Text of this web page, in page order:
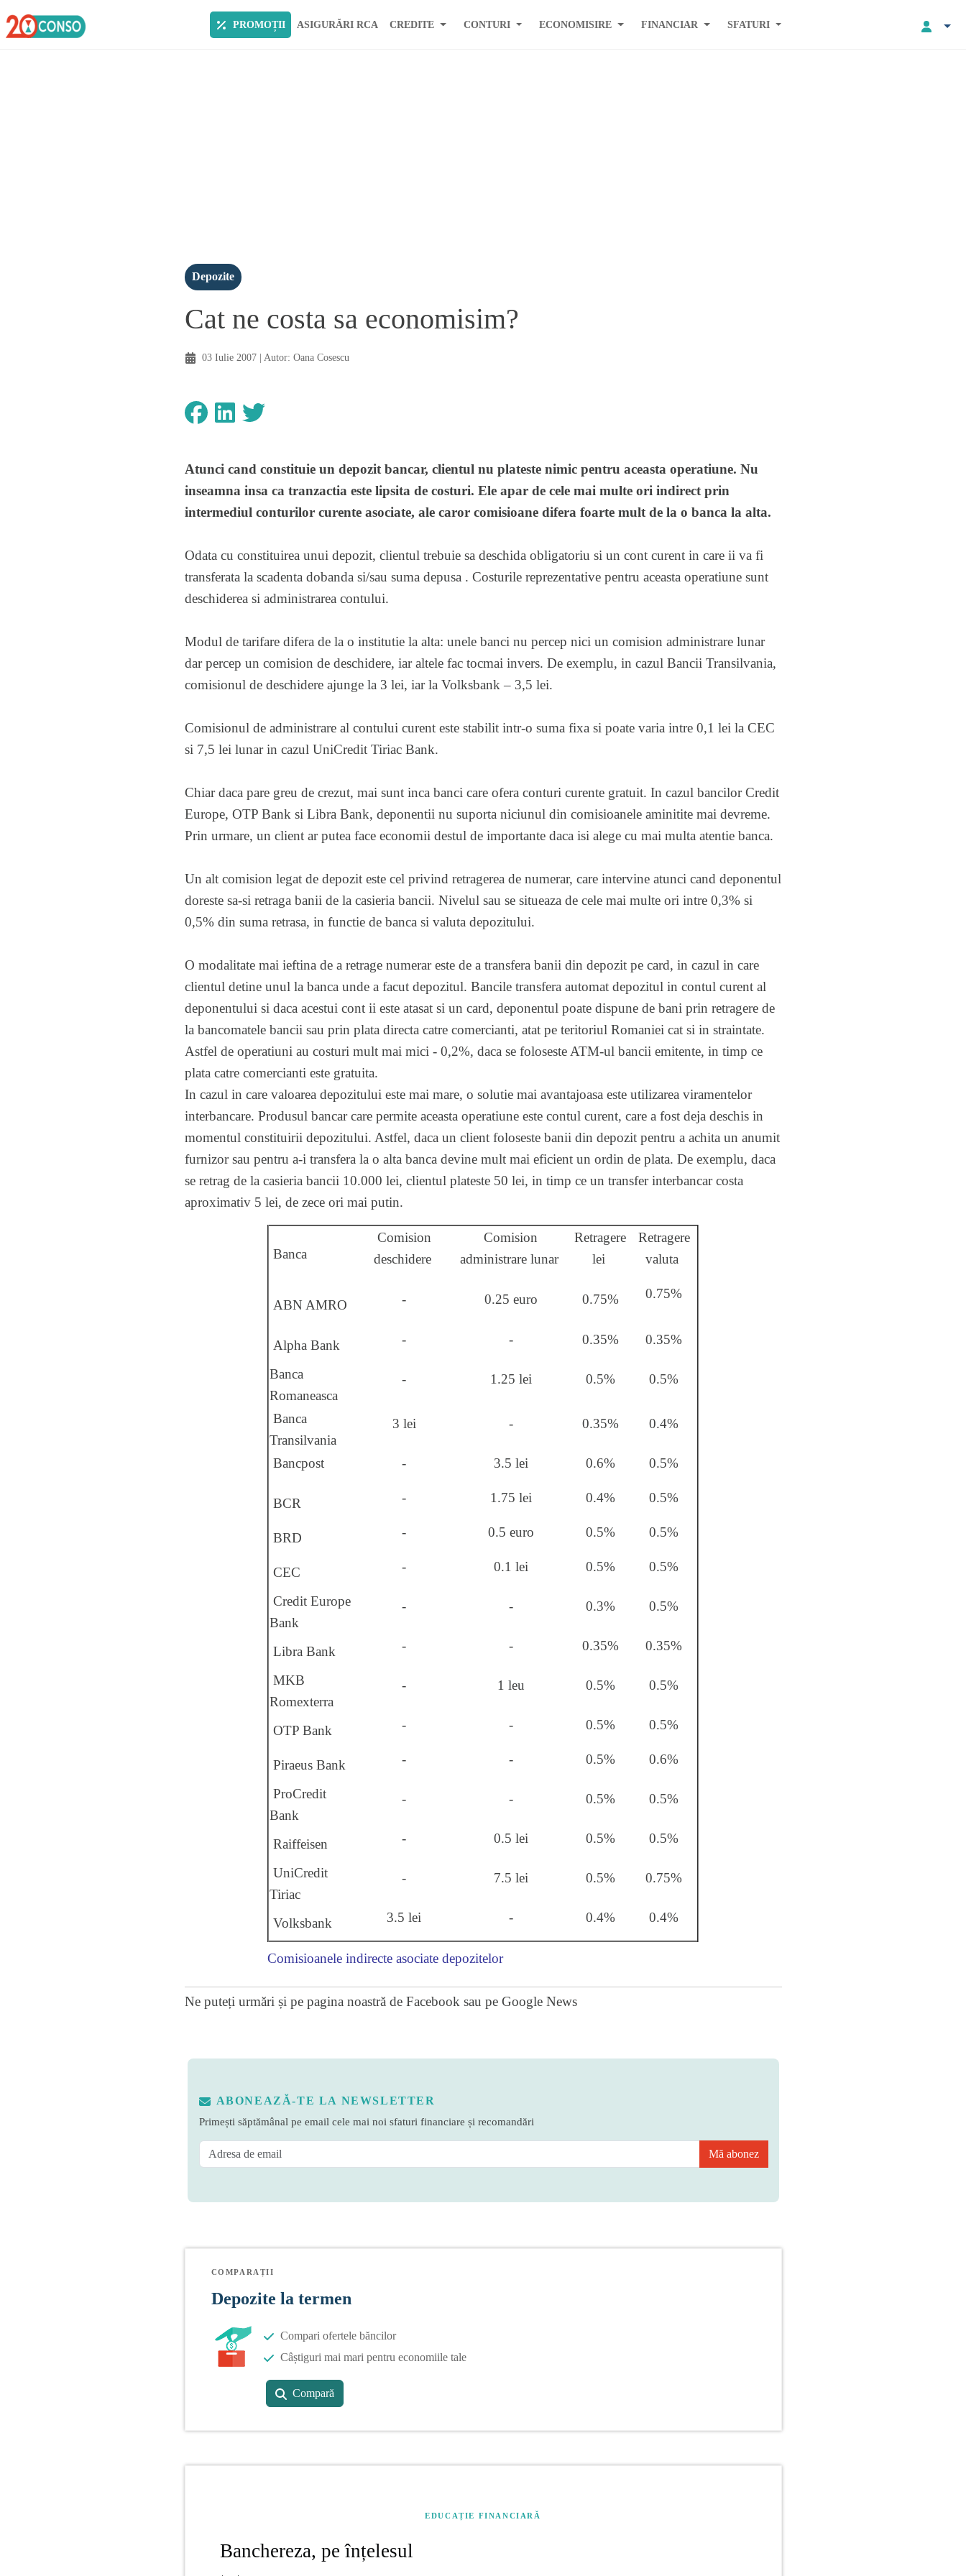
PROMOȚII ASIGURĂRI RCA CREDITE CONTURI ECONOMISIRE FINANCIAR SFATURI
Depozite
Cat ne costa sa economisim?
03 Iulie 2007| Autor: Oana Cosescu
Atunci cand constituie un depozit bancar, clientul nu plateste nimic pentru aceasta operatiune. Nu
inseamna insa ca tranzactia este lipsita de costuri. Ele apar de cele mai multe ori indirect prin
intermediul conturilor curente asociate, ale caror comisioane difera foarte mult de la o banca la alta.
Odata cu constituirea unui depozit, clientul trebuie sa deschida obligatoriu si un cont curent in care ii va fi
transferata la scadenta dobanda si/sau suma depusa . Costurile reprezentative pentru aceasta operatiune sunt
deschiderea si administrarea contului.
Modul de tarifare difera de la o institutie la alta: unele banci nu percep nici un comision administrare lunar
dar percep un comision de deschidere, iar altele fac tocmai invers. De exemplu, in cazul Bancii Transilvania,
comisionul de deschidere ajunge la 3 lei, iar la Volksbank – 3,5 lei.
Comisionul de administrare al contului curent este stabilit intr-o suma fixa si poate varia intre 0,1 lei la CEC
si 7,5 lei lunar in cazul UniCredit Tiriac Bank.
Chiar daca pare greu de crezut, mai sunt inca banci care ofera conturi curente gratuit. In cazul bancilor Credit
Europe, OTP Bank si Libra Bank, deponentii nu suporta niciunul din comisioanele aminitite mai devreme.
Prin urmare, un client ar putea face economii destul de importante daca isi alege cu mai multa atentie banca.
Un alt comision legat de depozit este cel privind retragerea de numerar, care intervine atunci cand deponentul
doreste sa-si retraga banii de la casieria bancii. Nivelul sau se situeaza de cele mai multe ori intre 0,3% si
0,5% din suma retrasa, in functie de banca si valuta depozitului.
O modalitate mai ieftina de a retrage numerar este de a transfera banii din depozit pe card, in cazul in care
clientul detine unul la banca unde a facut depozitul. Bancile transfera automat depozitul in contul curent al
deponentului si daca acestui cont ii este atasat si un card, deponentul poate dispune de bani prin retragere de
la bancomatele bancii sau prin plata directa catre comercianti, atat pe teritoriul Romaniei cat si in straintate.
Astfel de operatiuni au costuri mult mai mici - 0,2%, daca se foloseste ATM-ul bancii emitente, in timp ce
plata catre comercianti este gratuita.
In cazul in care valoarea depozitului este mai mare, o solutie mai avantajoasa este utilizarea viramentelor
interbancare. Produsul bancar care permite aceasta operatiune este contul curent, care a fost deja deschis in
momentul constituirii depozitului. Astfel, daca un client foloseste banii din depozit pentru a achita un anumit
furnizor sau pentru a-i transfera la o alta banca devine mult mai eficient un ordin de plata. De exemplu, daca
se retrag de la casieria bancii 10.000 lei, clientul plateste 50 lei, in timp ce un transfer interbancar costa
aproximativ 5 lei, de zece ori mai putin.
Comisioanele indirecte asociate depozitelor
Banca
Comision
deschidere
Comision
administrare lunar
Retragere
lei
Retragere
valuta
ABN AMRO - 0.25 euro 0.75% 0.75%
Alpha Bank - - 0.35% 0.35%
Banca
Romaneasca
- 1.25 lei 0.5% 0.5%
Banca
Transilvania
3 lei - 0.35% 0.4%
Bancpost - 3.5 lei 0.6% 0.5%
BCR - 1.75 lei 0.4% 0.5%
BRD - 0.5 euro 0.5% 0.5%
CEC - 0.1 lei 0.5% 0.5%
Credit Europe
Bank
- - 0.3% 0.5%
Libra Bank - - 0.35% 0.35%
MKB
Romexterra
- 1 leu 0.5% 0.5%
OTP Bank - - 0.5% 0.5%
Piraeus Bank - - 0.5% 0.6%
ProCredit
Bank
- - 0.5% 0.5%
Raiffeisen - 0.5 lei 0.5% 0.5%
UniCredit
Tiriac
- 7.5 lei 0.5% 0.75%
Volksbank 3.5 lei - 0.4% 0.4%
Ne puteți urmări și pe pagina noastră de Facebook sau pe Google News
ABONEAZĂ-TE LA NEWSLETTER
Primești săptămânal pe email cele mai noi sfaturi financiare și recomandări
Mă abonez
COMPARAȚII
Depozite la termen
Compari ofertele băncilor
Câștiguri mai mari pentru economiile tale
Compară
EDUCAȚIE FINANCIARĂ
Banchereza, pe înțelesul